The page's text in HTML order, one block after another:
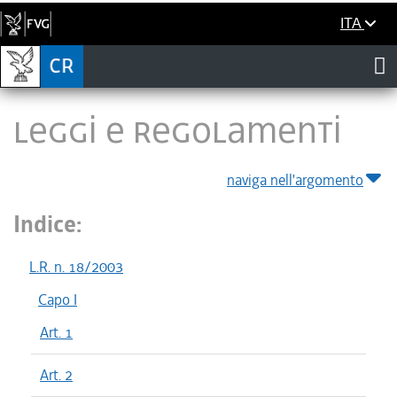
ITA
LEGGI E REGOLAMENTI
naviga nell'argomento
Indice:
L.R. n. 18/2003
Capo I
Art. 1
Art. 2